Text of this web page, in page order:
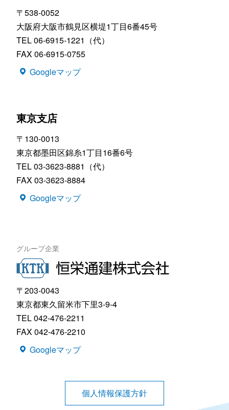
〒538-0052
大阪府大阪市鶴見区横堤1丁目6番45号
TEL 06-6915-1221（代）
FAX 06-6915-0755
Googleマップ
東京支店
〒130-0013
東京都墨田区錦糸1丁目16番6号
TEL 03-3623-8881（代）
FAX 03-3623-8884
Googleマップ
グループ企業
〒203-0043
東京都東久留米市下里3-9-4
TEL 042-476-2211
FAX 042-476-2210
Googleマップ
個人情報保護方針